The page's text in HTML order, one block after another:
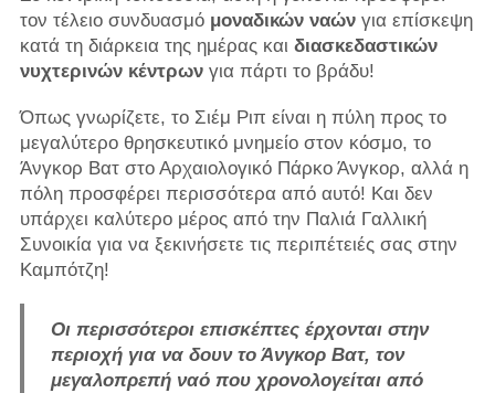
τον τέλειο συνδυασμό μοναδικών ναώνγια επίσκεψη
κατά τη διάρκεια της ημέρας και διασκεδαστικών
νυχτερινών κέντρωνγια πάρτι το βράδυ!
Όπως γνωρίζετε, το Σιέμ Ριπ είναι η πύλη προς το
μεγαλύτερο θρησκευτικό μνημείο στον κόσμο, το
Άνγκορ Βατ στο Αρχαιολογικό Πάρκο Άνγκορ, αλλά η
πόλη προσφέρει περισσότερα από αυτό! Και δεν
υπάρχει καλύτερο μέρος από την Παλιά Γαλλική
Συνοικία για να ξεκινήσετε τις περιπέτειές σας στην
Καμπότζη!
Οι περισσότεροι επισκέπτες έρχονται στην
περιοχή για να δουν το Άνγκορ Βατ, τον
μεγαλοπρεπή ναό που χρονολογείται από